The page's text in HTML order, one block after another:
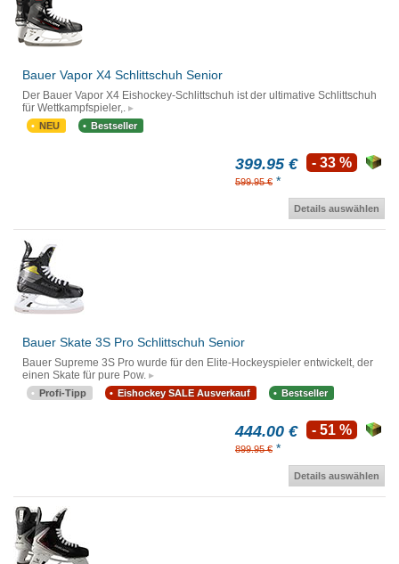
Bauer Vapor X4 Schlittschuh Senior
Der Bauer Vapor X4 Eishockey-Schlittschuh ist der ultimative Schlittschuh
für Wettkampfspieler,.
NEU Bestseller
399.95 €
599.95 € *
- 33 %
Details auswählen
Bauer Skate 3S Pro Schlittschuh Senior
Bauer Supreme 3S Pro wurde für den Elite-Hockeyspieler entwickelt, der
einen Skate für pure Pow.
Profi-Tipp Eishockey SALE Ausverkauf Bestseller
444.00 €
899.95 € *
- 51 %
Details auswählen